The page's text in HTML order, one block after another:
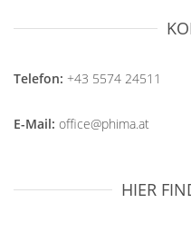
Telefon: +43 5574 24511
E-Mail: office@phima.at
HIER